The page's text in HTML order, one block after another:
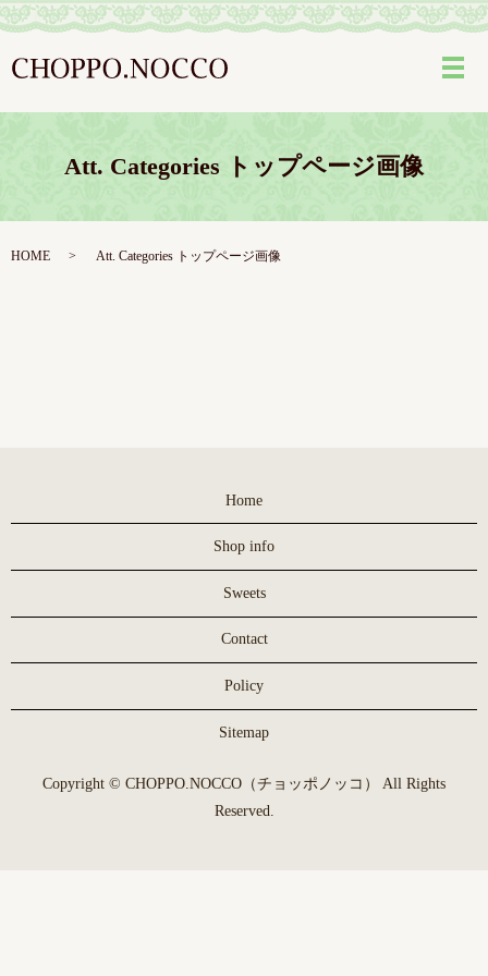
メ
Att. Categories トップページ画像
HOME Att. Categories トップページ画像
Home
Shop info
Sweets
Contact
Policy
Sitemap
Copyright © CHOPPO.NOCCO（チョッポノッコ） All Rights
Reserved.